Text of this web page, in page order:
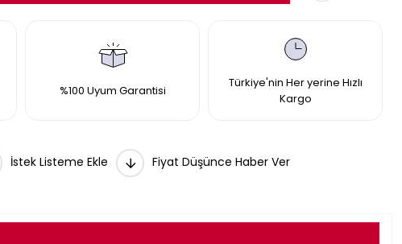
%100 Uyum Garantisi
Türkiye'nin Her yerine Hızlı
Kargo
İstek Listeme Ekle Fiyat Düşünce Haber Ver